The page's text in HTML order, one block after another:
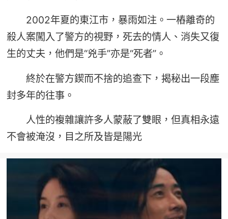
2002年夏的東江市，暴雨如注。一樁離奇的
殺人案闖入了警方的視野，死去的情人、消失又復
生的丈夫，他們是“兇手”亦是“死者”。
終於在警方鍥而不捨的追查下，揭秘出一段塵
封多年的往事。
人性的複雜讓許多人蒙蔽了雙眼，但真相永遠
不會被淹沒，目之所及皆是陽光